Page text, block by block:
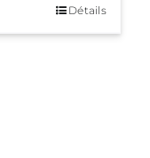
Détails